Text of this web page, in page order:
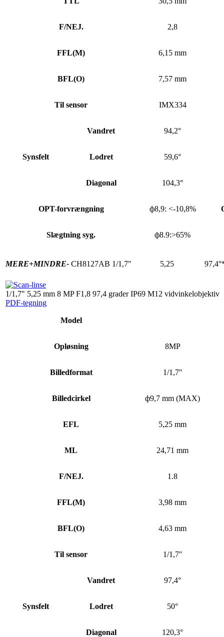
F/NEJ. 2,8
FFL(M) 6,15 mm
BFL(O) 7,57 mm
Til sensor IMX334
Synsfelt
Vandret 94,2°
Lodret 59,6°
Diagonal 104,3°
OPT-forvrængning ф8,9: <-10,8%
Slægtning syg. ф8.9:>65%
MERE+MINDRE- CH8127AB 1/1,7" 5,25
1/1,7" 5,25 mm 8 MP F1,8 97,4 grader IP69 M12 vidvinkelobjektiv
PDF-tegning
Model
Opløsning 8MP
Billedformat 1/1,7″
Billedcirkel ф9,7 mm (MAX)
EFL 5,25 mm
ML 24,71 mm
F/NEJ. 1.8
FFL(M) 3,98 mm
BFL(O) 4,63 mm
Til sensor 1/1,7″
Synsfelt
Vandret 97,4°
Lodret 50°
Diagonal 120,3°